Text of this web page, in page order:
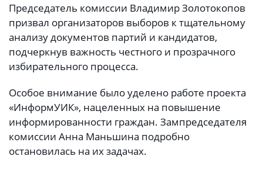
Председатель комиссии Владимир Золотокопов
призвал организаторов выборов к тщательному
анализу документов партий и кандидатов,
подчеркнув важность честного и прозрачного
избирательного процесса.
Особое внимание было уделено работе проекта
«ИнформУИК», нацеленных на повышение
информированности граждан. Зампредседателя
комиссии Анна Маньшина подробно
остановилась на их задачах.